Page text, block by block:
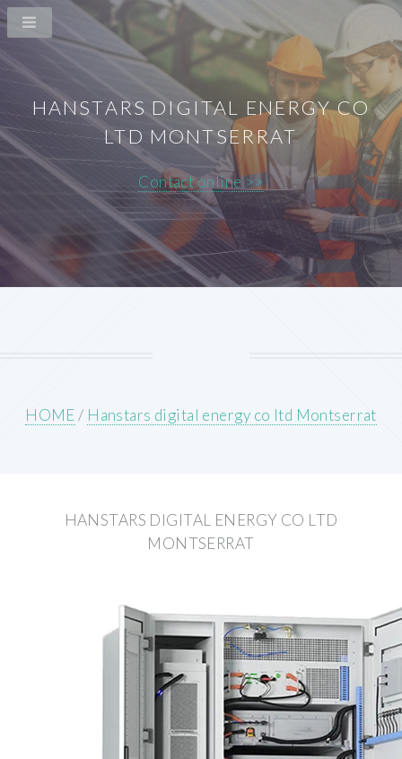
HANSTARS DIGITAL ENERGY CO
LTD MONTSERRAT
Contact online >>
HOME/ Hanstars digital energy co ltd Montserrat
HANSTARS DIGITAL ENERGY CO LTD
MONTSERRAT